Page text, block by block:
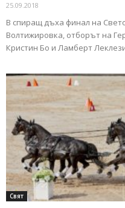
25.09.2018
В спиращ дъха финал на
Волтижировка, отборът на
Кристин Бо и Ламберт
Свят